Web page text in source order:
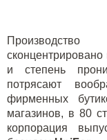
и степень
потрясают
фирменных
магазинов, в 80
корпорация